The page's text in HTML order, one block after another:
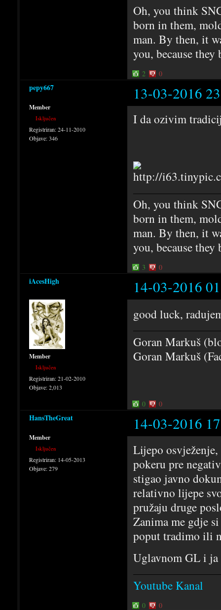
Oh, you think
born in them,
man. By then, it
you, because
2 0
pepy667 13-03-2016
Member
Isključen
Registriran:24-11-2010
Objave:346
I da ozivim
Oh, you think
born in them,
man. By then, it
you, because
3 0
iAcesHigh 14-03-2016
Member
Isključen
Registriran:21-02-2010
Objave:2,013
good luck,
Goran Markuš
Goran Markuš
0 0
HansTheGreat 14-03-2016
Member
Isključen
Registriran: 14-05-2013
Objave:279
Lijepo
pokeru pre
stigao javno
relativno lijepe
pružaju druge
Zanima me gdje
poput tradimo ili
Uglavnom GL i ja
Youtube Kanal
0 0